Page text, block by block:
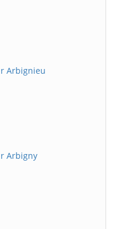
Arbignieu
Arbigny